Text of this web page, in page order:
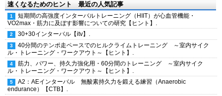
速くなるためのヒント 最近の人気記事
短期間の高強度インターバルトレーニング（HIIT）が心血管機能・
VO2max・筋力に及ぼす影響についての研究【ヒント】.
30+30インターバル【itv】.
40分間のテンポ走ペースでのヒルクライムトレーニング ～室内サイク
ル・トレーニング・ワークアウト～【ヒント】.
筋力、パワー、持久力強化用・60分間のトレーニング ～室内サイク
ル・トレーニング・ワークアウト～【ヒント】.
A2：AEインターバル 無酸素持久力を鍛える練習（Anaerobic
endurance）【CTB】.